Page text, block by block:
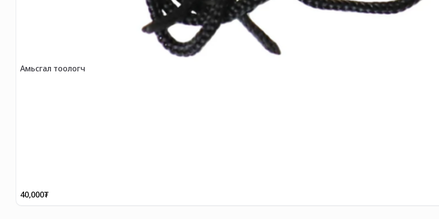
Амьсгал тоологч
40,000₮